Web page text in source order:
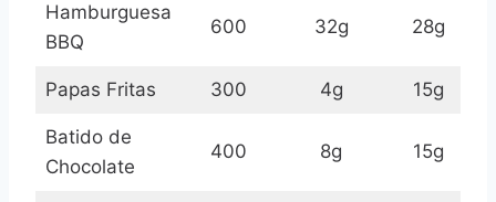
Hamburguesa
BBQ
600 32g 28g
Papas Fritas 300 4g 15g
Batido de
Chocolate
400 8g 15g